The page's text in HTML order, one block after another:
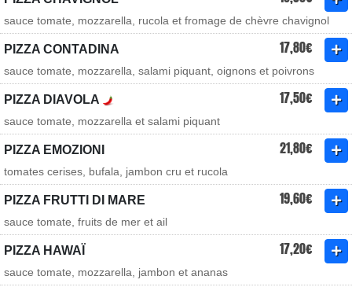
sauce tomate, mozzarella, rucola et fromage de chèvre chavignol
PIZZA CONTADINA 17,80€
sauce tomate, mozzarella, salami piquant, oignons et poivrons
PIZZA DIAVOLA 17,50€
sauce tomate, mozzarella et salami piquant
PIZZA EMOZIONI 21,80€
tomates cerises, bufala, jambon cru et rucola
PIZZA FRUTTI DI MARE 19,60€
sauce tomate, fruits de mer et ail
PIZZA HAWAÏ 17,20€
sauce tomate, mozzarella, jambon et ananas